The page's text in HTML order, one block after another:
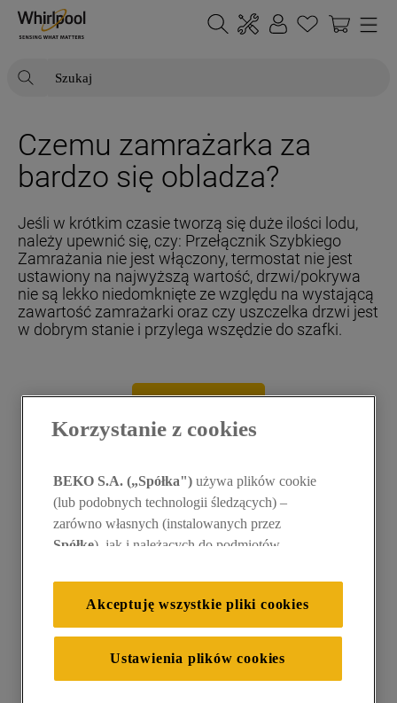
Szukaj
Czemu zamrażarka za
bardzo się obladza?
Jeśli w krótkim czasie tworzą się duże ilości lodu,
należy upewnić się, czy: Przełącznik Szybkiego
Zamrażania nie jest włączony, termostat nie jest
ustawiony na najwyższą wartość, drzwi/pokrywa
nie są lekko niedomknięte ze względu na wystającą
zawartość zamrażarki oraz czy uszczelka drzwi jest
w dobrym stanie i przylega wszędzie do szafki.
Czy masz pytania
kategorii?
Korzystanie z cookies
BEKO S.A. („Spółka") używa plików cookie
(lub podobnych technologii śledzących) –
zarówno własnych (instalowanych przez
Spółkę), jak i należących do podmiotów
prawidłowego funkcjonowania strony, poprawę
komfortu oraz personalizację przeglądania
(techniczne pliki cookie), cele statystyczne i
rozróżnianie użytkowników (analityczne pliki
Akceptuję wszystkie pliki cookies
Ustawienia plików cookies
1.
klimatyzator
2.
lodówki
4.
pralka
5.
piekarnik
6.
płyta indukcyjna
7.
lodówka do zabudowy
9.
zamrażarka
10. suszarka